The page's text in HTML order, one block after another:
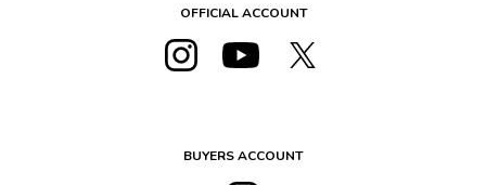
OFFICIAL ACCOUNT
BUYERS ACCOUNT